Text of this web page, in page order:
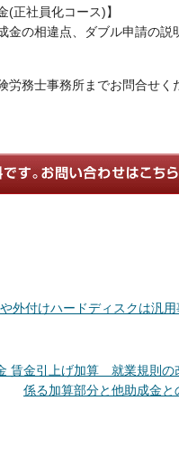
(正社員化コース)】
金の相違点、ダブル申請の説
務士事務所までお問合せく
外付けハードディスクは汎
賃金引上げ加算 就業規則の
係る加算部分と他助成金と